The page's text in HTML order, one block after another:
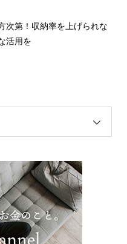
次第！収納率を上げられな
活用を